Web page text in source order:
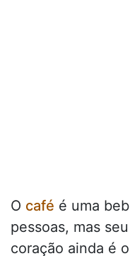
O café é uma
pessoas, mas
coração ainda é